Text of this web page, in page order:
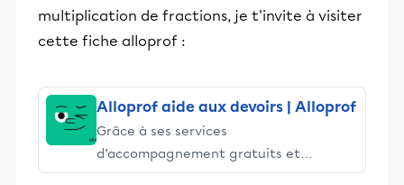
multiplication de fractions, je t'invite à visiter
cette fiche alloprof :
Alloprof aide aux devoirs | Alloprof
Grâce à ses services
d’accompagnement gratuits et
stimulants, Alloprof engage les élèves